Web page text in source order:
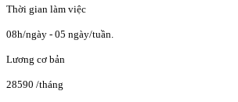
Thời gian làm việc
08h/ngày - 05 ngày/tuần.
Lương cơ bản
28590 /tháng